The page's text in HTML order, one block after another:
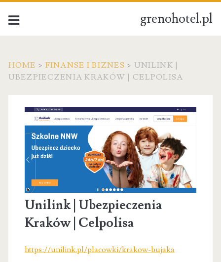
grenohotel.pl
HOME > FINANSE I BIZNES > UNILINK |
UBEZPIECZENIA KRAKÓW | CELPOLISA
Unilink | Ubezpieczenia
Kraków | Celpolisa
https://unilink.pl/placowki/krakow-bujaka